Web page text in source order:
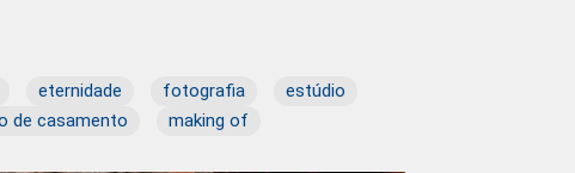
eternidade fotografia
estúdio
de casamento making of